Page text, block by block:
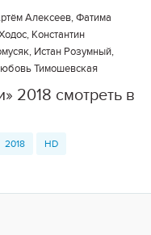
Алексеев, Фатима
Константин
Истан Розумный,
Тимошевская
2018 смотреть в
2018 HD